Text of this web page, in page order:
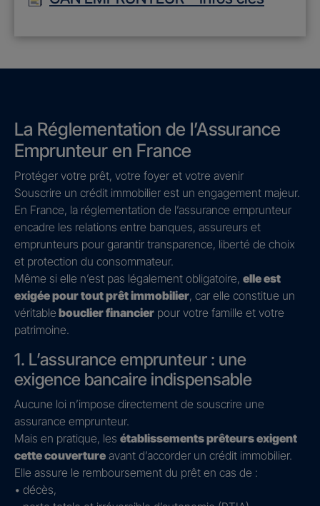
La Réglementation de l’Assurance
Emprunteur en France
Protéger votre prêt, votre foyer et votre avenir
Souscrire un crédit immobilier est un engagement majeur.
En France, la réglementation de l’assurance emprunteur
encadre les relations entre banques, assureurs et
emprunteurs pour garantir transparence, liberté de choix
et protection du consommateur.
Même si elle n’est pas légalement obligatoire, elle est
exigée pour tout prêt immobilier, car elle constitue un
véritable bouclier financier pour votre famille et votre
patrimoine.
1. L’assurance emprunteur : une
exigence bancaire indispensable
Aucune loi n’impose directement de souscrire une
assurance emprunteur.
Mais en pratique, les établissements prêteurs exigent
cette couverture avant d’accorder un crédit immobilier.
Elle assure le remboursement du prêt en cas de :
• décès,